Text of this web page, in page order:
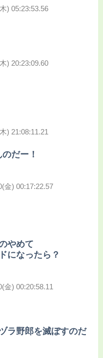
) 05:23:53.56
) 20:23:09.60
) 21:08:11.21
だー！
金) 00:17:22.57
やめて
になったら？
金) 00:20:58.11
ラ野郎を滅ぼすのだ